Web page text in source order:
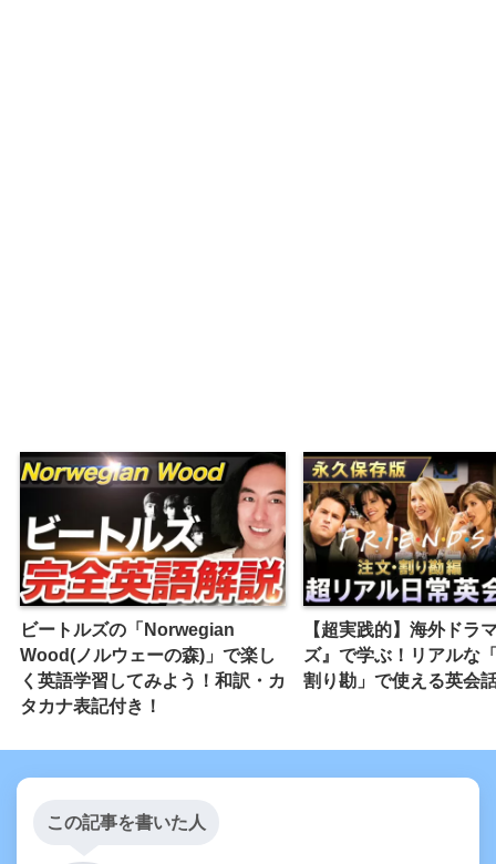
ビートルズの「Norwegian
Wood(ノルウェーの森)」で楽し
く英語学習してみよう！和訳・カ
タカナ表記付き！
【超実践的】海外ドラ
ズ』で学ぶ！リアルな
割り勘」で使える英会
この記事を書いた人